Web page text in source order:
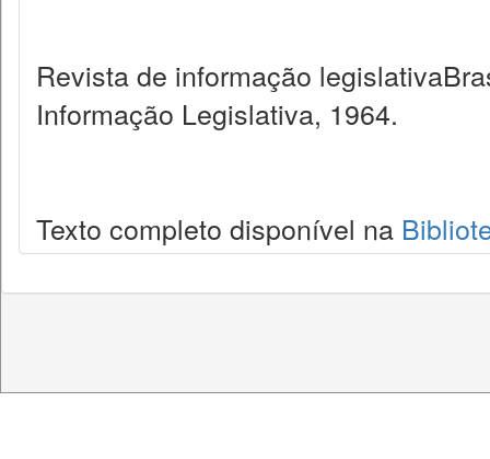
Revista de informação
Informação Legislativa, 1964.
Texto completo disponível na